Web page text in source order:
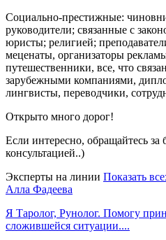
Социально-престижные:
руководители; связанные с
юристы; религией;
меценаты, организаторы
путешественники, все, что
зарубежными компаниями,
лингвисты, переводчики,
Открыто много дорог!
Если интересно, обращайтесь за
консультацией..)
Эксперты на линии Показать
Алла Фадеева
Я Таролог, Рунолог. Помогу
сложившейся ситуации....